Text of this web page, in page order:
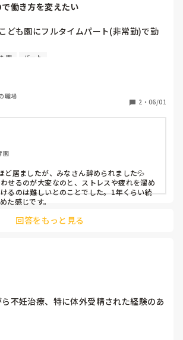
働き方を変えたい
ども園にフルタイムパート(非常勤)で勤
妊活を始めましたが、婦人科に通ったとこ
9月くらいから本格的に専門の病院に通
きたいと思っているのですが、
でも指定された日に通院しなければいけな
もしれないので、働き方を変えたいなと思
番担当で診療時間内に行けないため)。
児クラスの唯一のフルタイムパートで、
「頼りにしてるよ！」と言っていただけて
言いづらいです…。
っと古いところあるし(休憩無いとか有給
安です。
言うべきか、主任の先生に言うべきか…
たか、不妊治療中の通院はどんな感じだ
園 パート
職場
2 ・ 06/01
園
ど居ましたが、みなさん辞められました💦
せるのが大変なのと、ストレスや疲れを溜め
るのは難しいとのことでした。1年くらい続
た感じです。
回答をもっと見る
不妊治療、特に体外受精された経験のあ